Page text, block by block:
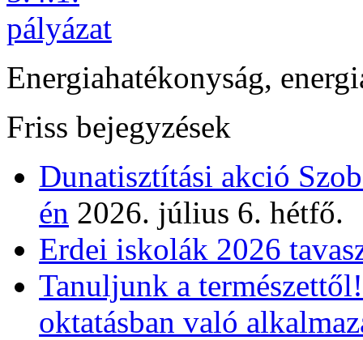
Energiahatékonyság,
Friss bejegyzések
Dunatisztítási akció
én 2026. július 6. hétfő.
Erdei iskolák 2026
Tanuljunk a
oktatásban való